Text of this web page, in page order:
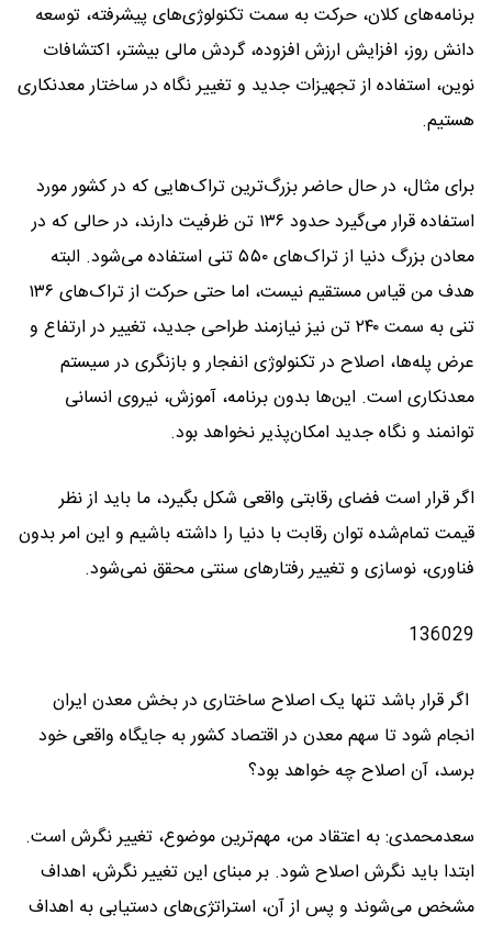
برنامه‌های کلان، حرکت به سمت تکنولوژی‌های پیشرفته، توسعه
دانش روز، افزایش ارزش افزوده، گردش مالی بیشتر، اکتشافات
نوین، استفاده از تجهیزات جدید و تغییر نگاه در ساختار معدنکاری
هستیم.
برای مثال، در حال حاضر بزرگ‌ترین تراک‌هایی که در کشور مورد
استفاده قرار می‌گیرد حدود ۱۳۶ تن ظرفیت دارند، در حالی‌ که در
معادن بزرگ دنیا از تراک‌های ۵۵۰ تنی استفاده می‌شود. البته
هدف من قیاس مستقیم نیست، اما حتی حرکت از تراک‌های ۱۳۶
تنی به سمت ۲۴۰ تن نیز نیازمند طراحی جدید، تغییر در ارتفاع و
عرض پله‌ها، اصلاح در تکنولوژی انفجار و بازنگری در سیستم
معدنکاری است. این‌ها بدون برنامه، آموزش، نیروی انسانی
توانمند و نگاه جدید امکان‌پذیر نخواهد بود.
اگر قرار است فضای رقابتی واقعی شکل بگیرد، ما باید از نظر
قیمت تمام‌شده توان رقابت با دنیا را داشته باشیم و این امر بدون
فناوری، نوسازی و تغییر رفتارهای سنتی محقق نمی‌شود.
136029
اگر قرار باشد تنها یک اصلاح ساختاری در بخش معدن ایران
انجام شود تا سهم معدن در اقتصاد کشور به جایگاه واقعی خود
برسد، آن اصلاح چه خواهد بود؟
سعدمحمدی: به اعتقاد من، مهم‌ترین موضوع، تغییر نگرش است.
ابتدا باید نگرش اصلاح شود. بر مبنای این تغییر نگرش، اهداف
مشخص می‌شوند و پس از آن، استراتژی‌های دستیابی به اهداف